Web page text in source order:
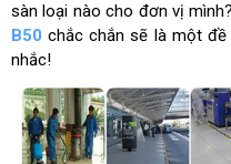
sàn loại nào cho đơn vị mình?
B50 chắc chắn sẽ là một
nhắc!